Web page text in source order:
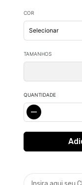
COR
TAMANHOS
QUANTIDADE